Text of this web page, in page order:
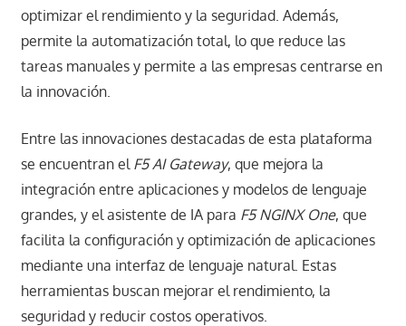
optimizar el rendimiento y la seguridad. Además,
permite la automatización total, lo que reduce las
tareas manuales y permite a las empresas centrarse en
la innovación. ​
Entre las innovaciones destacadas de esta plataforma
se encuentran el F5 AI Gateway, que mejora la
integración entre aplicaciones y modelos de lenguaje
grandes, y el asistente de IA para F5 NGINX One, que
facilita la configuración y optimización de aplicaciones
mediante una interfaz de lenguaje natural. Estas
herramientas buscan mejorar el rendimiento, la
seguridad y reducir costos operativos. ​